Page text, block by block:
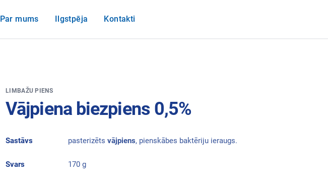
Par mums Ilgstpēja Kontakti
LIMBAŽU PIENS
Vājpiena biezpiens 0,5%
Sastāvs pasterizēts vājpiens, pienskābes baktēriju ieraugs.
Svars 170 g